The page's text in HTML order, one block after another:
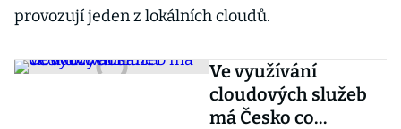
provozují jeden z lokálních cloudů.
Ve využívání
cloudových služeb
má Česko co